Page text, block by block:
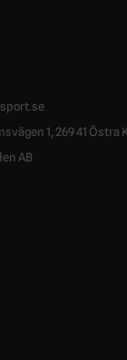
1, 269 41 Östra
AB